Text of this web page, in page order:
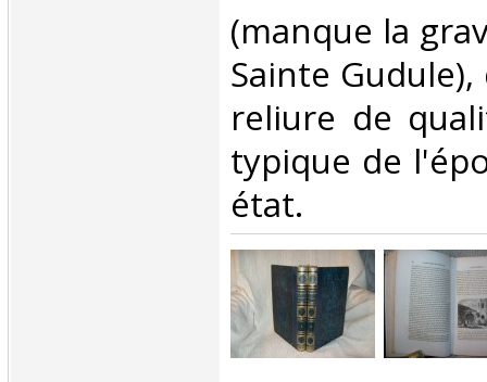
(manque la
Sainte
reliure de
typique de
état.‎